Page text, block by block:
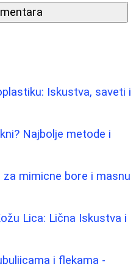
Iskustva, saveti i
Najbolje metode i
mimicne bore i masnu
Lica: Lična Iskustva i
i flekama -